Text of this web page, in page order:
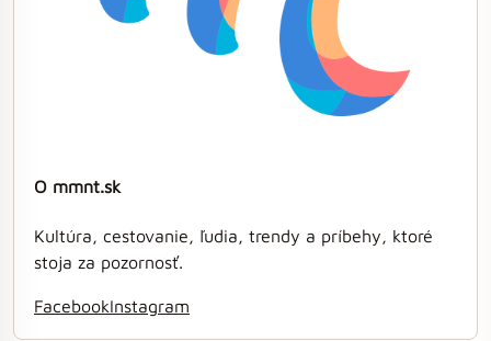
O mmnt.sk
Kultúra, cestovanie, ľudia, trendy a príbehy, ktoré
stoja za pozornosť.
FacebookInstagram